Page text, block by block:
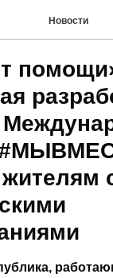
Новости